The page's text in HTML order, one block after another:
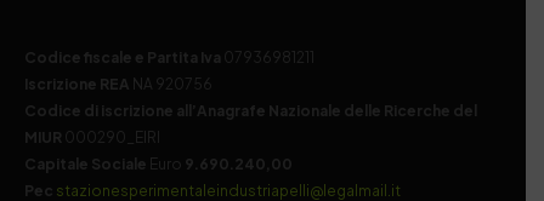
Codice fiscale e Partita Iva 07936981211
Iscrizione REA NA 920756
Codice di iscrizione all’Anagrafe Nazionale delle Ricerche del
MIUR 000290_EIRI
Capitale Sociale Euro 9.690.240,00
Pec stazionesperimentaleindustriapelli@legalmail.it